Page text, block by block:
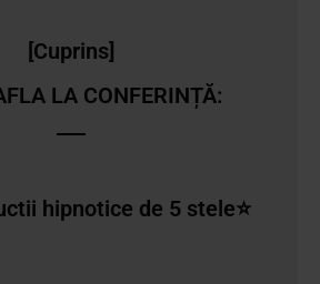
[Cuprins]
LA CONFERINȚĂ:
hipnotice de 5 stele⭐